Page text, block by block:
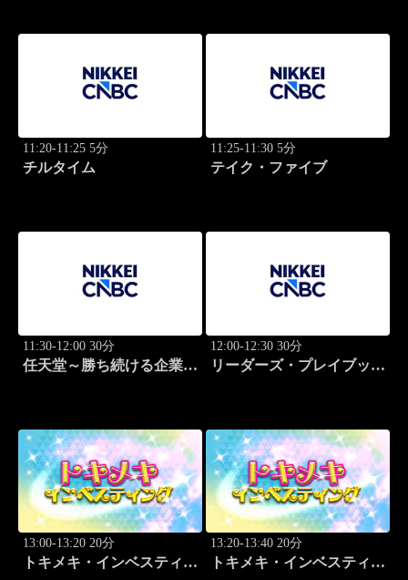
11:20-11:25 5分
チルタイム
11:25-11:30 5分
テイク・ファイブ
11:30-12:00 30分
任天堂～勝ち続ける企業の
12:00-12:30 30分
リーダーズ・プレイブック
13:00-13:20 20分
トキメキ・インベスティン
13:20-13:40 20分
トキメキ・インベスティン